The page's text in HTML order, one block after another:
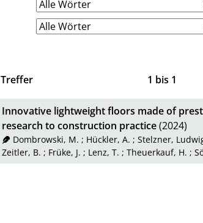
Treffer 1 bis 1
Innovative lightweight floors made of
research to construction practice(2024)
Dombrowski, M. ; Hückler, A. ;Stelzner,
Zeitler, B. ; Früke, J. ; Lenz, T. ; Theuerkauf, H. ;